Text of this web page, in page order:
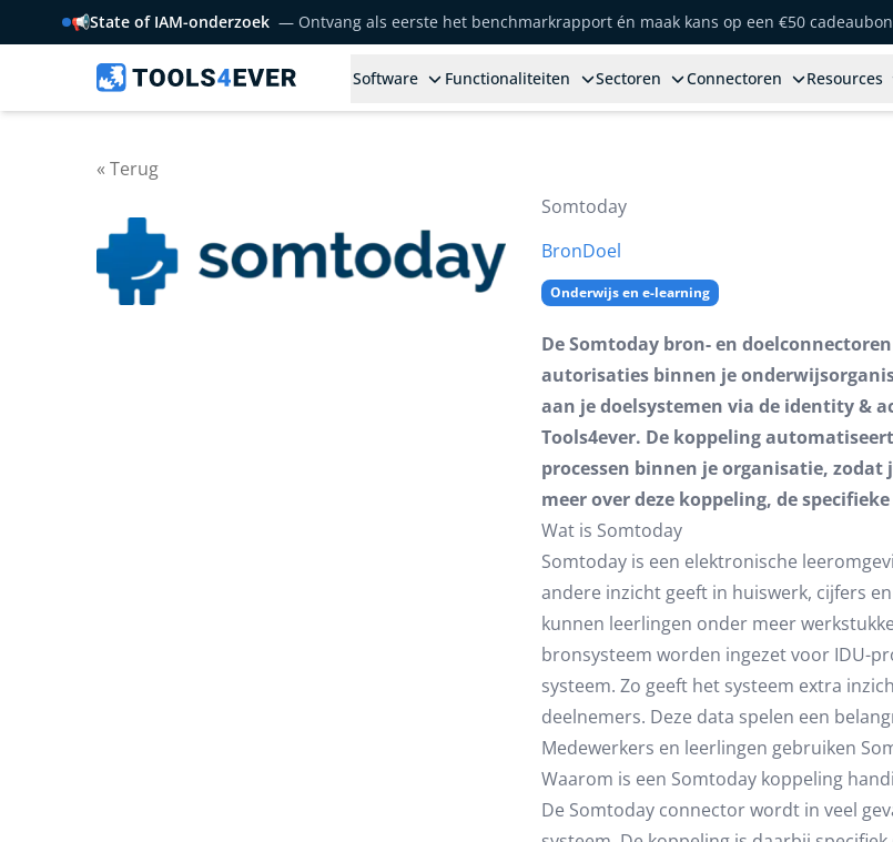
📢State of IAM-onderzoek — Ontvang als eerste het benchmarkrapport én maak kans op een €50
Software Functionaliteiten Sectoren Connectoren Resources
« Terug
Somtoday
BronDoel
Onderwijs en e-learning
De Somtoday bron- en
autorisaties binnen je
aan je doelsystemen via de identity &
Tools4ever. De koppeling
processen binnen je organisatie,
meer over deze koppeling, de
Wat is Somtoday
Somtoday is een elektronische
andere inzicht geeft in huiswerk, cijfers
kunnen leerlingen onder meer
bronsysteem worden ingezet voor IDU-
systeem. Zo geeft het systeem extra
deelnemers. Deze data spelen een
Medewerkers en leerlingen gebruiken
Waarom is een Somtoday koppeling
De Somtoday connector wordt in veel